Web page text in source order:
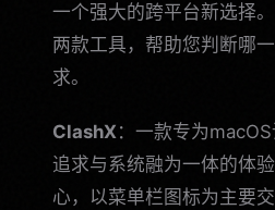
一个强大的跨平台新选择
两款工具，帮助您判断哪
求。
ClashX：一款专为macOS
追求与系统融为一体的体
心，以菜单栏图标为主要